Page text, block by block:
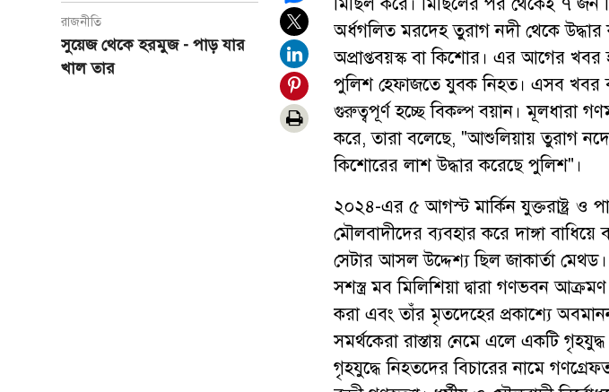
রাজনীতি
সুয়েজ থেকে হরমুজ - পাড় যার
খাল তার
অর্ধগলিত মরদেহ তুরাগ নদী থেকে উদ্ধার
অপ্রাপ্তবয়স্ক বা কিশোর। এর আগের খবর
পুলিশ হেফাজতে যুবক নিহত। এসব খবর
গুরুত্বপূর্ণ হচ্ছে বিকল্প বয়ান। মূলধারা
করে, তারা বলেছে, "আশুলিয়ায় তুরাগ
কিশোরের লাশ উদ্ধার করেছে পুলিশ"।
২০২৪-এর ৫ আগস্ট মার্কিন যুক্তরাষ্ট্র ও
মৌলবাদীদের ব্যবহার করে দাঙ্গা
সেটার আসল উদ্দেশ্য ছিল জাকার্তা
সশস্ত্র মব মিলিশিয়া দ্বারা গণভবন আক্রমণ
করা এবং তাঁর মৃতদেহের প্রকাশ্যে
সমর্থকেরা রাস্তায় নেমে এলে একটি
গৃহযুদ্ধে নিহতদের বিচারের নামে